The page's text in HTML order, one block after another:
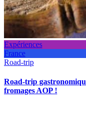
Expériences
France
Road-trip
Road-trip
fromages AOP !